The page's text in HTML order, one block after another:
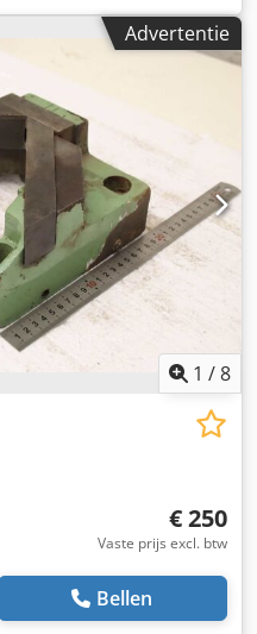
voor
/ rond staal -
mm / 50x50 mm -Rond
Apver -
8,8 kg/stuk
Advertentie
1 /8
€ 250
Vaste prijs excl. btw
Bellen